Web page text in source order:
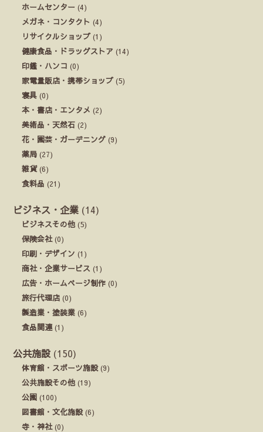
ホームセンター (4)
メガネ・コンタクト (4)
リサイクルショップ (1)
健康食品・ドラッグストア (14)
印鑑・ハンコ (0)
家電量販店・携帯ショップ (5)
寝具 (0)
本・書店・エンタメ (2)
美術品・天然石 (2)
花・園芸・ガーデニング (9)
薬局 (27)
雑貨(6)
食料品 (21)
ビジネス・企業 (14)
ビジネスその他 (5)
保険会社(0)
印刷・デザイン (1)
商社・企業サービス (1)
広告・ホームページ制作 (0)
旅行代理店 (0)
製造業・塗装業 (6)
食品関連 (1)
公共施設 (150)
体育館・スポーツ施設(9)
公共施設その他 (19)
公園 (100)
図書館・文化施設(6)
寺・神社(0)